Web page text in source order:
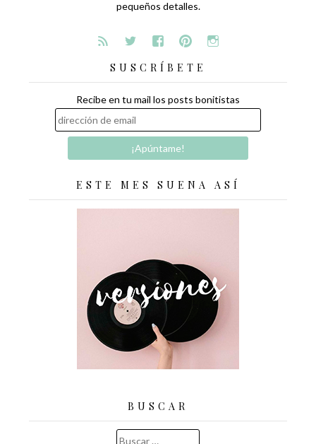
pequeños detalles.
SUSCRÍBETE
Recibe en tu mail los posts bonitistas
ESTE MES SUENA ASÍ
BUSCAR
Buscar: